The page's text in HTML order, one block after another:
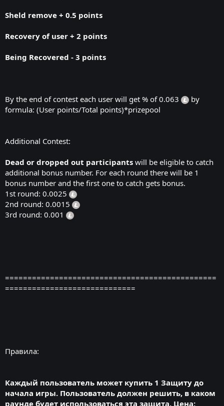
Sheld remove + 0.5 points
Recovery of user + 2 points
Being Recovered - 3 points
By the end of contest each user will get % of 0.063
by
formula: (User points/Total points)*prizepool
Additional Contest:
Dead or dropped out participants will be eligible to catch
additional bonus number. For each round there will be 1
bonus number and the first one to catch gets bonus.
1st round: 0.0025
2nd round: 0.0015
3rd round: 0.001
===============================================
=============================
Правила:
Каждый пользователь может купить 1 Защиту до
начала игры. Пользователь должен решить, в каком
раунде будет использоваться эта защита. Цена: